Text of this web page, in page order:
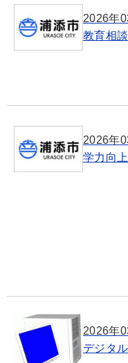
2026年
教育相
2026年
学力向
2026年
デジタ